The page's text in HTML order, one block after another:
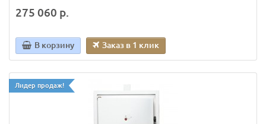
275 060 р.
В корзину Заказ в 1 клик
Лидер продаж!